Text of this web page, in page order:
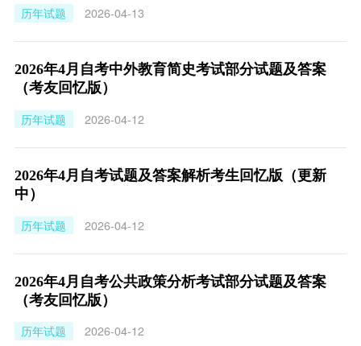
历年试题
2026-04-13
2026年4月自考中外教育简史考试部分试题及答案
（考友回忆版）
历年试题
2026-04-12
2026年4月自考试题及答案解析考生回忆版（更新
中）
历年试题
2026-04-12
2026年4月自考公共政策分析考试部分试题及答案
（考友回忆版）
历年试题
2026-04-12